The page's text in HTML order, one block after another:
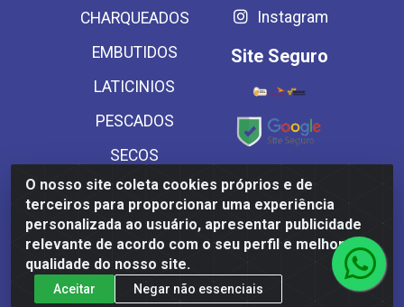
O nosso site coleta cookies próprios e de
terceiros para proporcionar uma experiência
personalizada ao usuário, apresentar publicidade
relevante de acordo com o seu perfil e melhorar a
qualidade do nosso site.
Aceitar Negar não essenciais
CHARQUEADOS
EMBUTIDOS
LATICINIOS
PESCADOS
SECOS
SUINOS
VEGETAIS CONG E
MASSAS
Instagram
Site Seguro
Baixe já
nosso APP